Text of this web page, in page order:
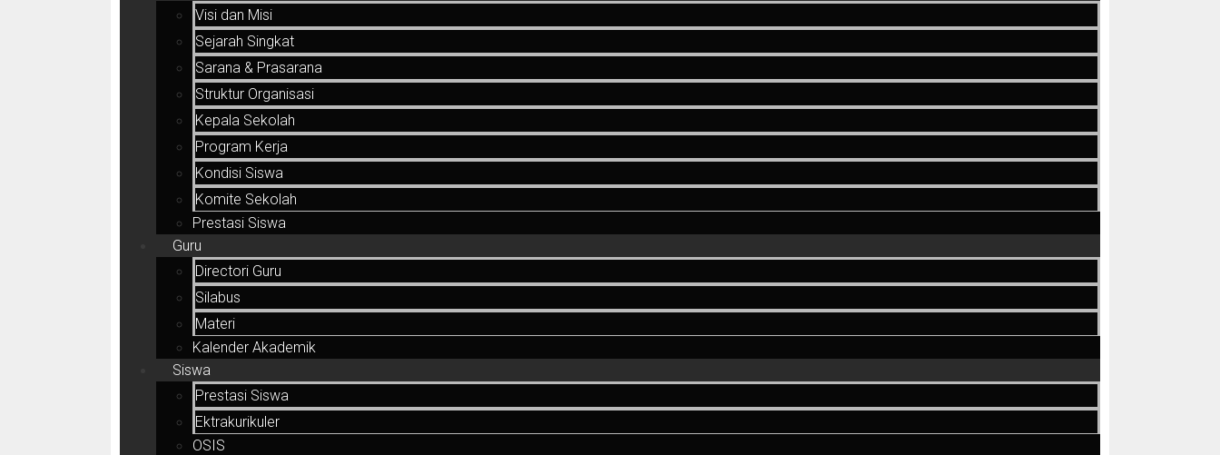
Visi dan Misi
Sejarah Singkat
Sarana & Prasarana
Struktur Organisasi
Kepala Sekolah
Program Kerja
Kondisi Siswa
Komite Sekolah
Prestasi Siswa
Guru
Directori Guru
Silabus
Materi
Kalender Akademik
Siswa
Prestasi Siswa
Ektrakurikuler
OSIS